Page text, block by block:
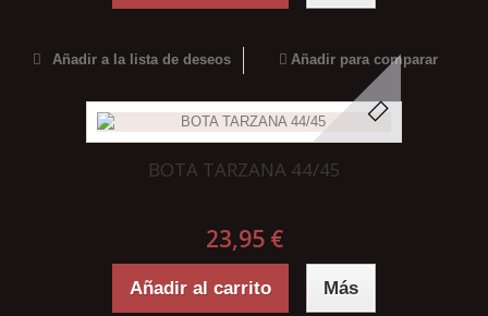
Añadir a la lista de deseos Añadir para comparar
BOTA TARZANA 44/45
23,95 €
Añadir al carrito Más